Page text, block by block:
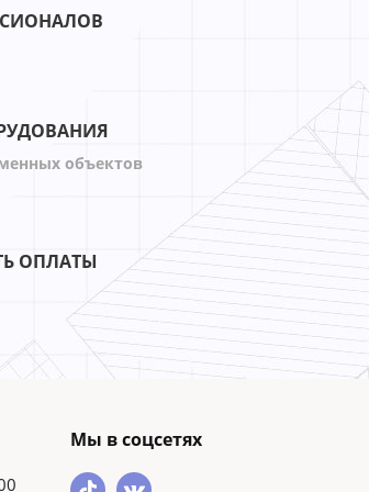
объектов
ОПЛАТЫ
Мы в соцсетях